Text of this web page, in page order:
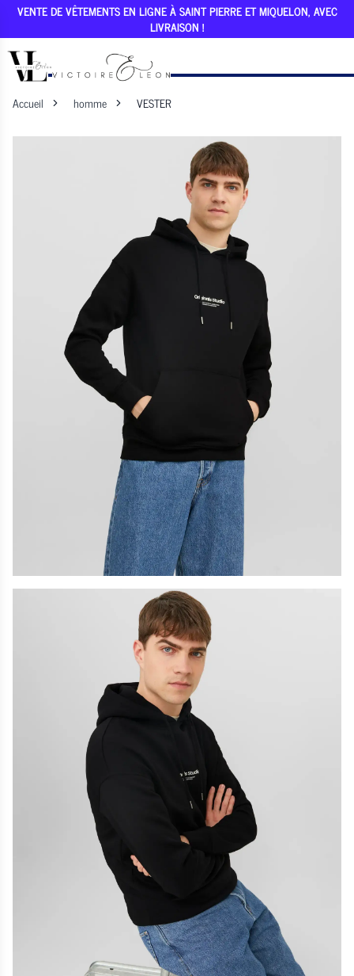
VENTE DE VÊTEMENTS EN LIGNE À SAINT PIERRE ET MIQUELON, AVEC
LIVRAISON !
Accueil homme VESTER